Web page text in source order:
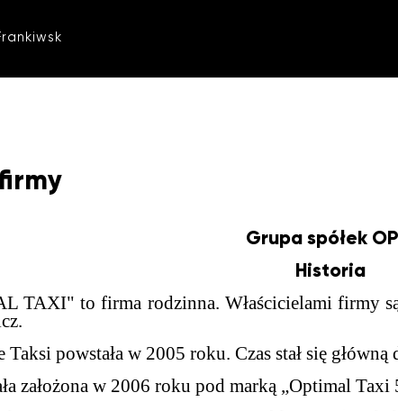
Grupa spółek
Historia
TAXI" to firma rodzinna. Właścicielami firmy
powstała w 2005 roku. Czas stał się główną
założona w 2006 roku pod marką „Optimal Taxi